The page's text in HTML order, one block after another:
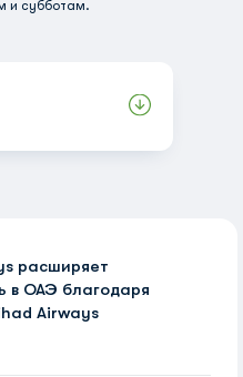
и субботам.
расширяет
в ОАЭ благодаря
Airways